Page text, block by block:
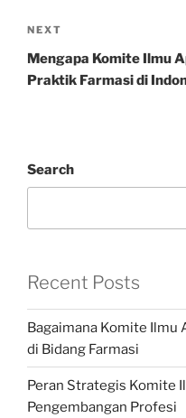
Next
Post
NEXT
Mengapa Komite Ilmu
Praktik Farmasi di
Search
Recent Posts
Bagaimana Komite Ilmu
di Bidang Farmasi
Peran Strategis Komite
Pengembangan Profesi